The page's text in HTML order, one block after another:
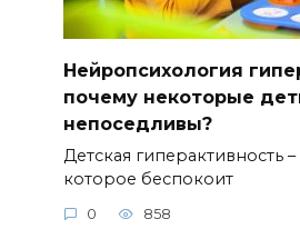
Нейропсихология
почему некоторые
непоседливы?
Детская гиперактивность
которое беспокоит
0 858